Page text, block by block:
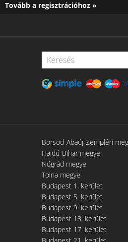
Tovább a regisztrációhoz »
Borsod-Abaúj-Zemplén
Hajdú-Bihar megye
Nógrád megye
Tolna megye
Budapest 1. kerület
Budapest 5. kerület
Budapest 9. kerület
Budapest 13. kerület
Budapest 17. kerület